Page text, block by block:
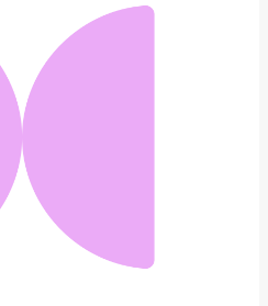
Mi Bluetooth Selfie Stick
Tripod
1 289 ₽
в вишлист